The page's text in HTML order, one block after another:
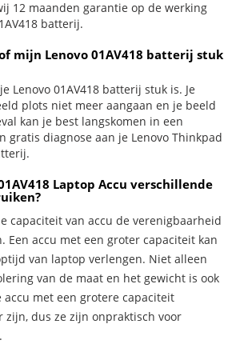
12 maanden garantie op de werking
batterij.
mijn Lenovo 01AV418 batterij stuk
Lenovo 01AV418 batterij stuk is. Je
plots niet meer aangaan en je beeld
kan je best langskomen in een
gratis diagnose aan je Lenovo Thinkpad
Laptop Accu verschillende
capaciteit van accu de verenigbaarheid
Een accu met een groter capaciteit kan
van laptop verlengen. Niet alleen
van de maat en het gewicht is ook
accu met een grotere capaciteit
dus ze zijn onpraktisch voor